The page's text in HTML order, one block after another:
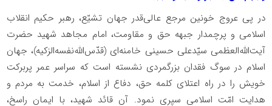
در پی عروج خونین مرجع عالی‌قدر جهان تشیّع، رهبر حکیم انقلاب
اسلامی و پرچمدار جبهه حق و مقاومت، امام مجاهد شهید حضرت
آیت‌الله‌العظمی سیّدعلی حسینی خامنه‌ای (قدّس‌الله‌نفسه‌الزکیه)، جهان
اسلام در سوگ فقدان بزرگمردی نشسته است که سراسر عمر پربرکت
خویش را در راه اعتلای کلمه حق، دفاع از اسلام، خدمت به مردم و
هدایت امّت اسلامی سپری نمود. آن قائد شهید، با ایمان راسخ،